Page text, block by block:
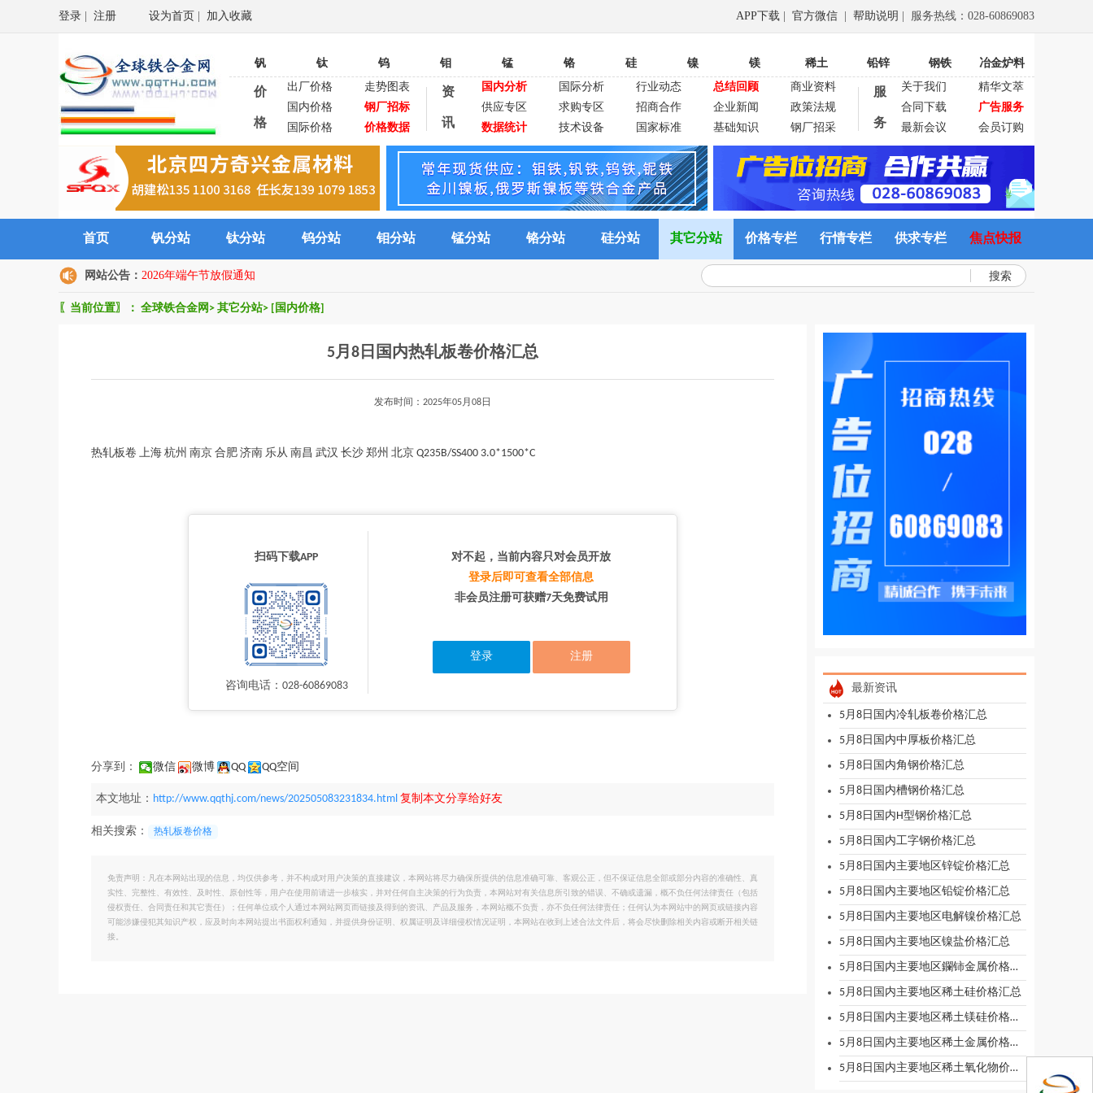
登录 注册 设为首页 加入收藏 APP下载 官方微信 帮助说明 | 服务热线：028-60869083
钒 钛 钨 钼 锰 铬 硅 镍 镁 稀土 铅锌 钢铁 冶金炉料
价
格
出厂价格
走势图表
国内价格
钢厂招标
国际价格
价格数据
资
讯
国内分析 国际分析 行业动态 总结回顾
商业资料
供应专区
求购专区 招商合作 企业新闻
政策法规
数据统计
技术设备 国家标准 基础知识 钢厂招采
服
务
关于我们
精华文萃
合同下载
广告服务
最新会议
会员订购
首页 钒分站 钛分站 钨分站 钼分站 锰分站 铬分站 硅分站 其它分站 价格专栏 行情专栏 供求专栏 焦点快报
网站公告： 2026年端午节放假通知 搜索
〖当前位置〗： 全球铁合金网 > 其它分站> [国内价格]
5月8日国内热轧板卷价格汇总
发布时间：2025年05月08日
热轧板卷 上海 杭州 南京 合肥 济南 乐从 南昌 武汉 长沙 郑州 北京 Q235B/SS400 3.0*1500*C
扫码下载APP
咨询电话：028-60869083
对不起，当前内容只对会员开放
登录后即可查看全部信息
非会员注册可获赠7天免费试用
登录 注册
分享到： 微信 微博 QQ QQ空间
本文地址： http://www.qqthj.com/news/202505083231834.html 复制本文分享给好友
相关搜索： 热轧板卷价格
免责声明：凡在本网站出现的信息，均仅供参考，并不构成对用户决策的直接建议，本网站将尽力确保所提供的信息准确可靠、客观公正，但不保证信息全部或部分内容的准确性、真
实性、完整性、有效性、及时性、原创性等，用户在使用前请进一步核实，并对任何自主决策的行为负责，本网站对有关信息所引致的错误、不确或遗漏，概不负任何法律责任（包括
侵权责任、合同责任和其它责任）；任何单位或个人通过本网站网页而链接及得到的资讯、产品及服务，本网站概不负责，亦不负任何法律责任；任何认为本网站中的网页或链接内容
可能涉嫌侵犯其知识产权，应及时向本网站提出书面权利通知，并提供身份证明、权属证明及详细侵权情况证明，本网站在收到上述合法文件后，将会尽快删除相关内容或断开相关链
接。
最新资讯
5月8日国内冷轧板卷价格汇总
5月8日国内中厚板价格汇总
5月8日国内角钢价格汇总
5月8日国内槽钢价格汇总
5月8日国内H型钢价格汇总
5月8日国内工字钢价格汇总
5月8日国内主要地区锌锭价格汇总
5月8日国内主要地区铅锭价格汇总
5月8日国内主要地区电解镍价格汇总
5月8日国内主要地区镍盐价格汇总
5月8日国内主要地区鑭铈金属价格汇总
5月8日国内主要地区稀土硅价格汇总
5月8日国内主要地区稀土镁硅价格汇总
5月8日国内主要地区稀土金属价格汇总
5月8日国内主要地区稀土氧化物价格汇总